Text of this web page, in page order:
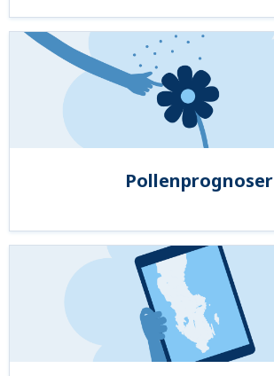
Pollenprognoser